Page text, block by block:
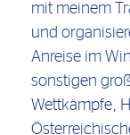
mit meinem
und
Anreise im
sonstigen
Wettkämpfe,